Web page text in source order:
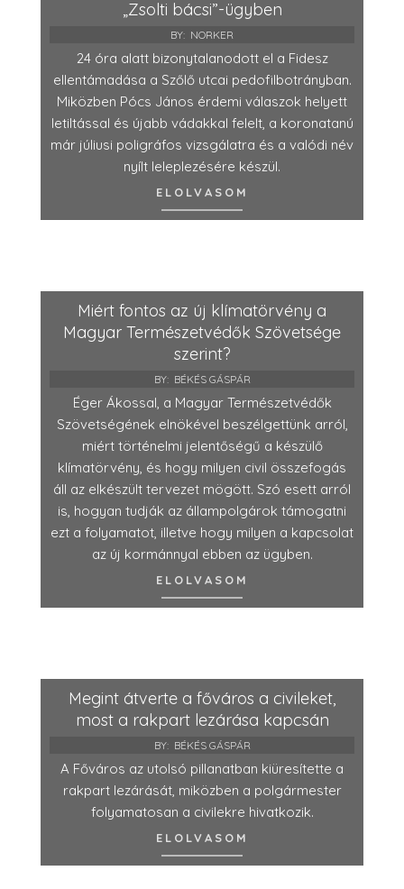
„Zsolti bácsi”-ügyben
BY: NORKER
24 óra alatt bizonytalanodott el a Fidesz
ellentámadása a Szőlő utcai pedofilbotrányban.
Miközben Pócs János érdemi válaszok helyett
letiltással és újabb vádakkal felelt, a koronatanú
már júliusi poligráfos vizsgálatra és a valódi név
nyílt leleplezésére készül.
ELOLVASOM
Miért fontos az új klímatörvény a
Magyar Természetvédők Szövetsége
szerint?
BY: BÉKÉS GÁSPÁR
Éger Ákossal, a Magyar Természetvédők
Szövetségének elnökével beszélgettünk arról,
miért történelmi jelentőségű a készülő
klímatörvény, és hogy milyen civil összefogás
áll az elkészült tervezet mögött. Szó esett arról
is, hogyan tudják az állampolgárok támogatni
ezt a folyamatot, illetve hogy milyen a kapcsolat
az új kormánnyal ebben az ügyben.
ELOLVASOM
Megint átverte a főváros a civileket,
most a rakpart lezárása kapcsán
BY: BÉKÉS GÁSPÁR
A Főváros az utolsó pillanatban kiüresítette a
rakpart lezárását, miközben a polgármester
folyamatosan a civilekre hivatkozik.
ELOLVASOM